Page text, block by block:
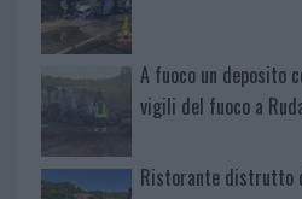
A fuoco un deposito
vigili del fuoco a
Ristorante distrutto